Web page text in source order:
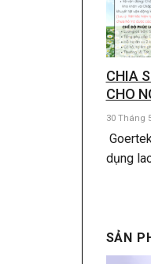
CHIA
CHO
30 Tháng
dụng
SẢN